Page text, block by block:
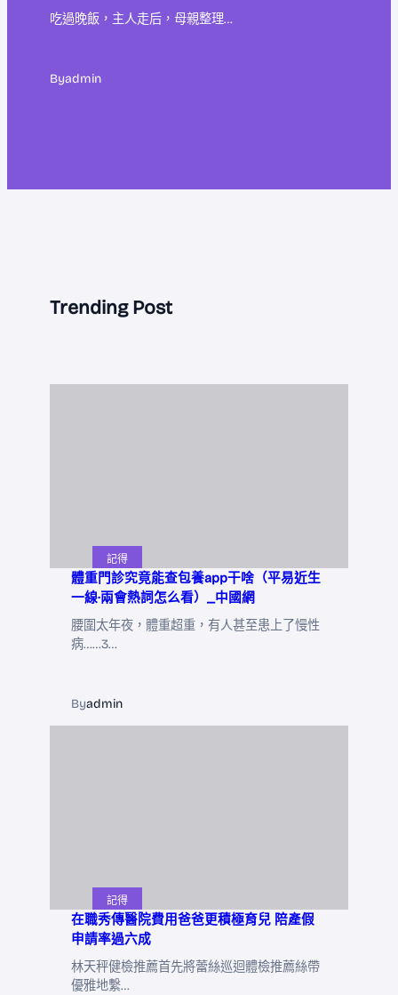
吃過晚飯，主人走后，母親整理…
Byadmin
Trending Post
記得
體重門診究竟能查包養app干啥（平易近生
一線·兩會熱詞怎么看）_中國網
腰圍太年夜，體重超重，有人甚至患上了慢性
病……3…
Byadmin
記得
在職秀傳醫院費用爸爸更積極育兒 陪產假
申請率過六成
林天秤健檢推薦首先將蕾絲巡迴體檢推薦絲帶
優雅地繫…